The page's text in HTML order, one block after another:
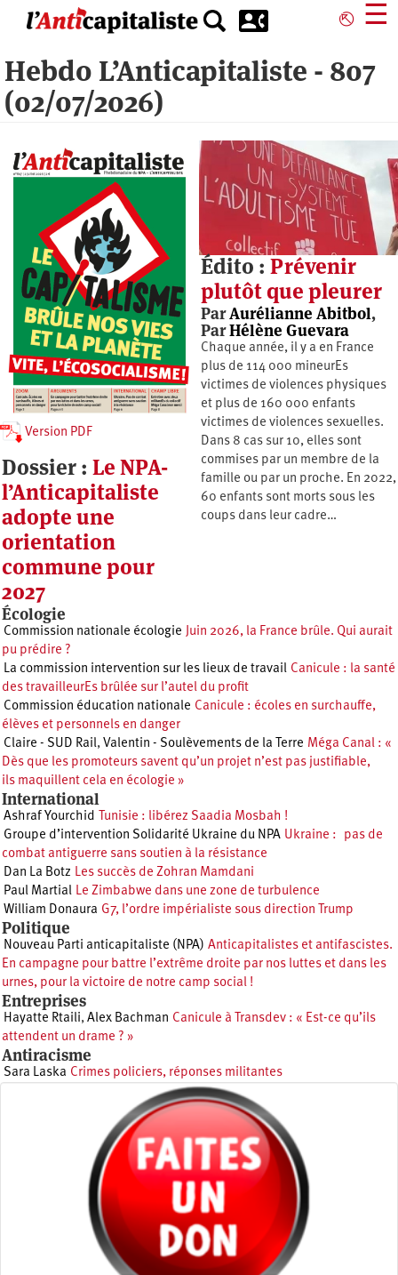
principal
⎋ ☰
Hebdo L’Anticapitaliste - 807
(02/07/2026)
Édito : Prévenir
plutôt que pleurer
ParAurélianne Abitbol,
ParHélène Guevara
Chaque année, il y a en France
plus de 114 000 mineurEs
victimes de violences physiques
et plus de 160 000 enfants
victimes de violences sexuelles.
Dans 8 cas sur 10, elles sont
commises par un membre de la
famille ou par un proche. En 2022,
60 enfants sont morts sous les
coups dans leur cadre…
Version PDF
Dossier : Le NPA-
l’Anticapitaliste
adopte une
orientation
commune pour
2027
Écologie
Commission nationale écologie Juin 2026, la France brûle. Qui aurait
pu prédire ?
La commission intervention sur les lieux de travail Canicule : la santé
des travailleurEs brûlée sur l’autel du profit
Commission éducation nationale Canicule : écoles en surchauffe,
élèves et personnels en danger
Claire - SUD Rail, Valentin - Soulèvements de la Terre Méga Canal : «
Dès que les promoteurs savent qu’un projet n’est pas justifiable,
ils maquillent cela en écologie »
International
Ashraf Yourchid Tunisie : libérez Saadia Mosbah !
Groupe d’intervention Solidarité Ukraine du NPA Ukraine : pas de
combat antiguerre sans soutien à la résistance
Dan La Botz Les succès de Zohran Mamdani
Paul Martial Le Zimbabwe dans une zone de turbulence
William Donaura G7, l’ordre impérialiste sous direction Trump
Politique
Nouveau Parti anticapitaliste (NPA) Anticapitalistes et antifascistes.
En campagne pour battre l’extrême droite par nos luttes et dans les
urnes, pour la victoire de notre camp social !
Entreprises
Hayatte Rtaili, Alex Bachman Canicule à Transdev : « Est-ce qu’ils
attendent un drame ? »
Antiracisme
Sara Laska Crimes policiers, réponses militantes